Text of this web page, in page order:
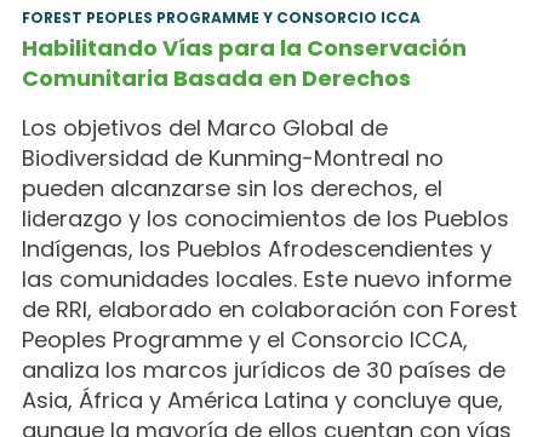
FOREST PEOPLES PROGRAMME Y CONSORCIO ICCA
Habilitando Vías para la Conservación
Comunitaria Basada en Derechos
Los objetivos del Marco Global de
Biodiversidad de Kunming-Montreal no
pueden alcanzarse sin los derechos, el
liderazgo y los conocimientos de los Pueblos
Indígenas, los Pueblos Afrodescendientes y
las comunidades locales. Este nuevo informe
de RRI, elaborado en colaboración con Forest
Peoples Programme y el Consorcio ICCA,
analiza los marcos jurídicos de 30 países de
Asia, África y América Latina y concluye que,
aunque la mayoría de ellos cuentan con vías